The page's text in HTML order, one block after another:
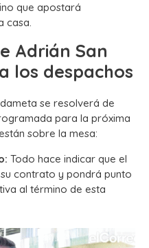
que apostará
casa.
Adrián San
los despachos
se resolverá de
para la próxima
sobre la mesa:
Todo hace indicar que el
contrato y pondrá punto
al término de esta